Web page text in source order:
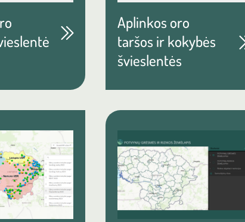
Aplinkos oro
taršos ir kokybės
švieslentės